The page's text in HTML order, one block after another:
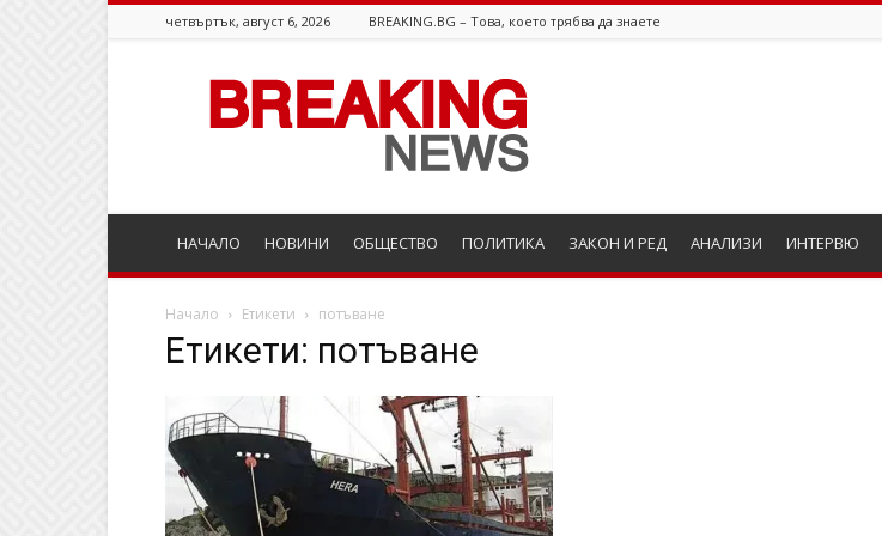
четвъртък, август 6, 2026 BREAKING.BG – Това, което трябва да знаете
Breaking.bg
НАЧАЛО НОВИНИ ОБЩЕСТВО ПОЛИТИКА ЗАКОН И РЕД АНАЛИЗИ ИНТЕРВЮ
Начало Етикети потъване
Етикети: потъване